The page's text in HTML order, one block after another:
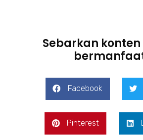
Sebarkan konten
Facebook
Pinterest